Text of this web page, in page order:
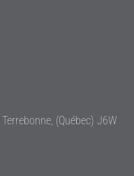
(Québec) J6W